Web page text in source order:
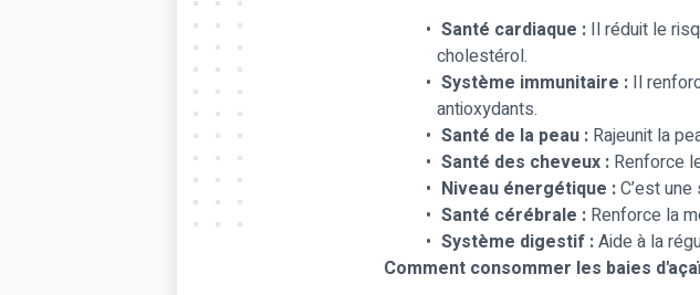
Santé cardiaque :Il réduit le
cholestérol.
Système immunitaire :Il
antioxydants.
Santé de la peau :Rajeunit la
Santé des cheveux :Renforce
Niveau énergétique :C’est une
Santé cérébrale :Renforce la
Système digestif :Aide à la
Comment consommer les baies